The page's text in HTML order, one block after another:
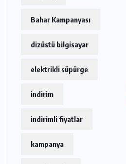
Bahar Kampanyası
dizüstü bilgisayar
elektrikli süpürge
indirim
indirimli fiyatlar
kampanya